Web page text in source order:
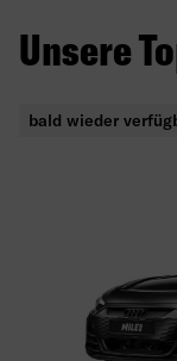
Unsere
bald wieder